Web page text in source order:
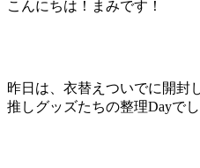
こんにちは！まみです！
昨日は、衣替えついでに開封
推しグッズたちの整理Dayでし